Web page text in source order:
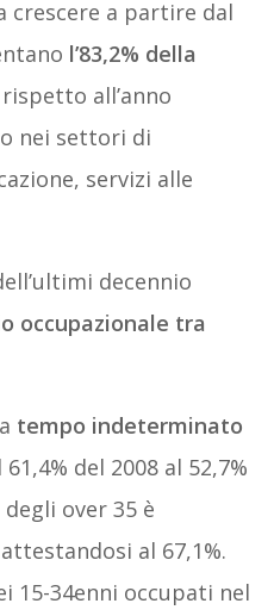
crescere a partire dal
l’83,2% della
rispetto all’anno
nei settori di
servizi alle
decennio
occupazionale tra
tempo indeterminato
61,4% del 2008 al 52,7%
over 35 è
al 67,1%.
15-34enni occupati nel